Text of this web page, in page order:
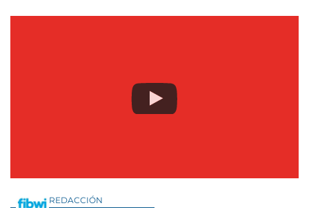
REDACCIÓN